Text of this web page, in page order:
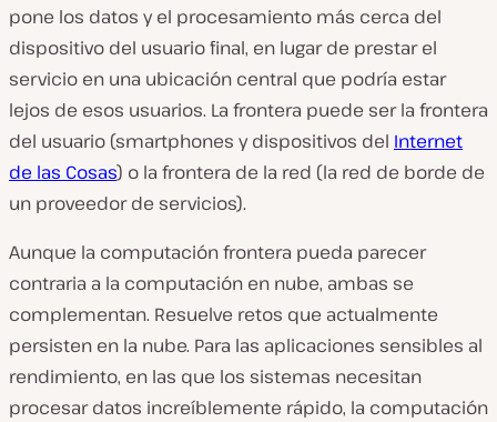
pone los datos y el procesamiento más cerca del
dispositivo del usuario final, en lugar de prestar el
servicio en una ubicación central que podría estar
lejos de esos usuarios. La frontera puede ser la frontera
del usuario (smartphones y dispositivos del Internet
de las Cosas) o la frontera de la red (la red de borde de
un proveedor de servicios).
Aunque la computación frontera pueda parecer
contraria a la computación en nube, ambas se
complementan. Resuelve retos que actualmente
persisten en la nube. Para las aplicaciones sensibles al
rendimiento, en las que los sistemas necesitan
procesar datos increíblemente rápido, la computación